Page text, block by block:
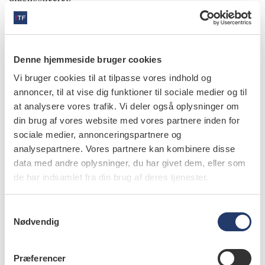
Denne hjemmeside bruger cookies
Vi bruger cookies til at tilpasse vores indhold og
annoncer, til at vise dig funktioner til sociale medier og til
at analysere vores trafik. Vi deler også oplysninger om
din brug af vores website med vores partnere inden for
sociale medier, annonceringspartnere og
analysepartnere. Vores partnere kan kombinere disse
data med andre oplysninger, du har givet dem, eller som
de har indsamlet fra din brug af deres tjenester.
Nødvendig
Præferencer
I løbet af dagen besvarer jeg også opkald og mails fra
sygdomme. Jeg sætter virkelig pris på det tværfaglige
samarbejde, og netop rådgivning af patienter, pårørende
og deres egen tandlæge er en af videncentrenes
kerneopgaver.
16.30 / Jeg kører hjem til min familie. I dag står det højt
på min prioriteringsliste at være sammen med dem. I
morgen skal jeg nemlig til Aarhus, hvor jeg skal til et
arbejdsgruppemøde om odontologisk behandling af børn
dagen har brugt tid på at forberede mig til.
og spiller en omgang Uno. De to små bliver puttet tidligt,